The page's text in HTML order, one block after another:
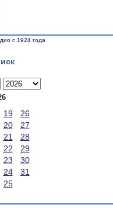
с 1924 года
19
26
20
27
21
28
22
29
23
30
24
31
25